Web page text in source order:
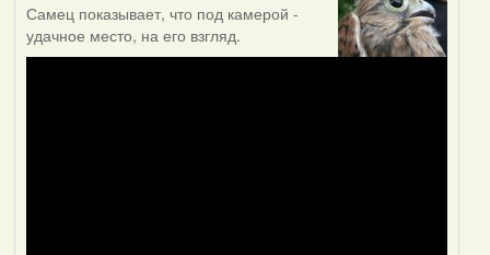
Самец показывает, что под камерой -
удачное место, на его взгляд.